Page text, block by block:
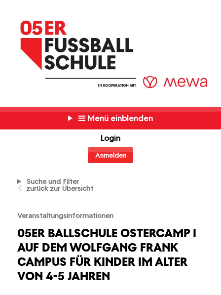
Menü einblenden
Login
Anmelden
Suche und Filter
zurück zur Übersicht
Veranstaltungsinformationen
05ER BALLSCHULE OSTERCAMP I
AUF DEM WOLFGANG FRANK
CAMPUS FÜR KINDER IM ALTER
VON 4-5 JAHREN